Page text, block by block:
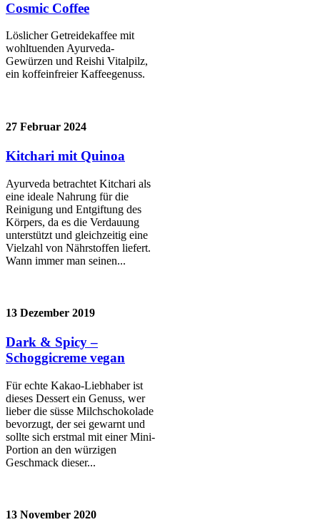
Cosmic Coffee
Löslicher Getreidekaffee mit
wohltuenden Ayurveda-
Gewürzen und Reishi Vitalpilz,
ein koffeinfreier Kaffeegenuss.
27 Februar 2024
Kitchari mit Quinoa
Ayurveda betrachtet Kitchari als
eine ideale Nahrung für die
Reinigung und Entgiftung des
Körpers, da es die Verdauung
unterstützt und gleichzeitig eine
Vielzahl von Nährstoffen liefert.
Wann immer man seinen...
13 Dezember 2019
Dark & Spicy –
Schoggicreme vegan
Für echte Kakao-Liebhaber ist
dieses Dessert ein Genuss, wer
lieber die süsse Milchschokolade
bevorzugt, der sei gewarnt und
sollte sich erstmal mit einer Mini-
Portion an den würzigen
Geschmack dieser...
13 November 2020